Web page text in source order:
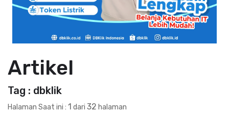
Artikel
Tag : dbklik
Halaman Saat ini : 1 dari 32 halaman